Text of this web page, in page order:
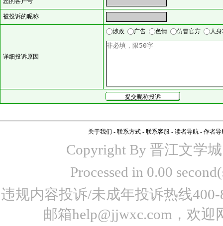
被投诉的昵称
详细投诉原因
涉政 广告 色情 仿冒官方 人
关于我们 - 联系方式 - 联系客服 - 读者导航 - 作者导
Copyright By 晋江文学
Processed in 0.00
违规内容投诉/未成年投诉热线
邮箱help@jjwxc.com，欢